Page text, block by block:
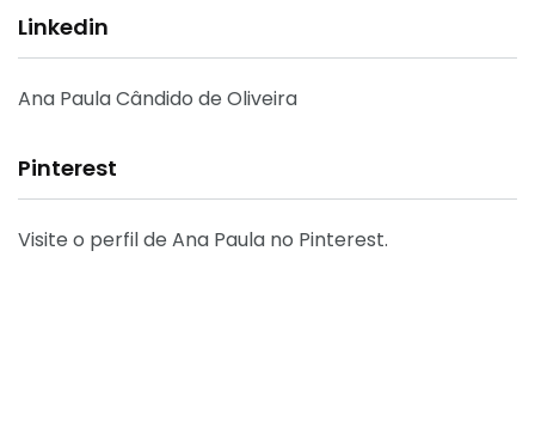
Linkedin
Ana Paula Cândido de Oliveira
Pinterest
Visite o perfil de Ana Paula no Pinterest.